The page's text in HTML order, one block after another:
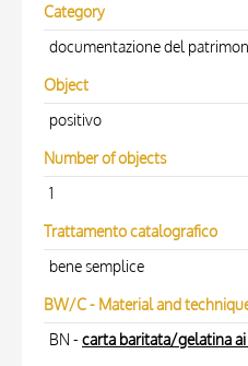
Category
documentazione del
Object
positivo
Number of objects
1
Trattamento catalografico
bene semplice
BW/C - Material and
BN - carta baritata/gelatina ai